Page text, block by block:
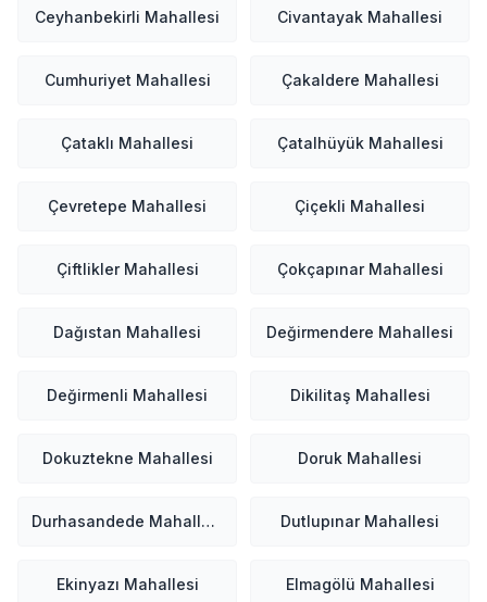
Ceyhanbekirli Mahallesi Civantayak Mahallesi
Cumhuriyet Mahallesi Çakaldere Mahallesi
Çataklı Mahallesi Çatalhüyük Mahallesi
Çevretepe Mahallesi Çiçekli Mahallesi
Çiftlikler Mahallesi Çokçapınar Mahallesi
Dağıstan Mahallesi Değirmendere Mahallesi
Değirmenli Mahallesi Dikilitaş Mahallesi
Dokuztekne Mahallesi Doruk Mahallesi
Durhasandede Mahallesi Dutlupınar Mahallesi
Ekinyazı Mahallesi Elmagölü Mahallesi